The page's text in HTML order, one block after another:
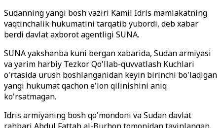
Sudanning yangi bosh vaziri Kamil Idris mamlakatning
vaqtinchalik hukumatini tarqatib yubordi, deb xabar
berdi davlat axborot agentligi SUNA.
SUNA yakshanba kuni bergan xabarida, Sudan armiyasi
va yarim harbiy Tezkor Qo'llab-quvvatlash Kuchlari
o'rtasida urush boshlanganidan keyin birinchi bo'ladigan
yangi hukumat qachon e'lon qilinishini aniq
ko'rsatmagan.
Idris armiyaning bosh qo'mondoni va Sudan davlat